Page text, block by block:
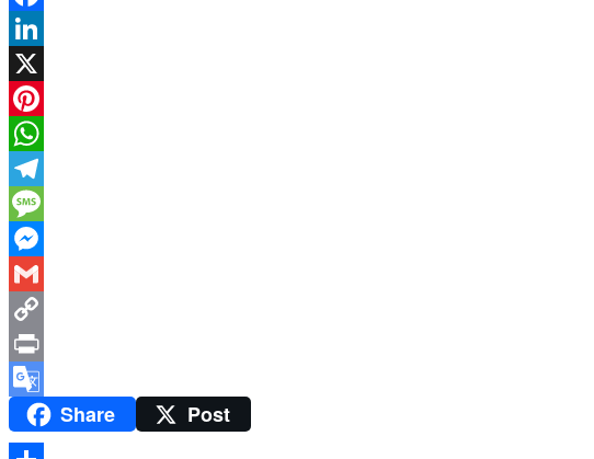
Facebook
LinkedIn
X
Pinterest
WhatsApp
Telegram
Message
Messenger
Gmail
Copy
Link
Print
Google
Translate
Share Post